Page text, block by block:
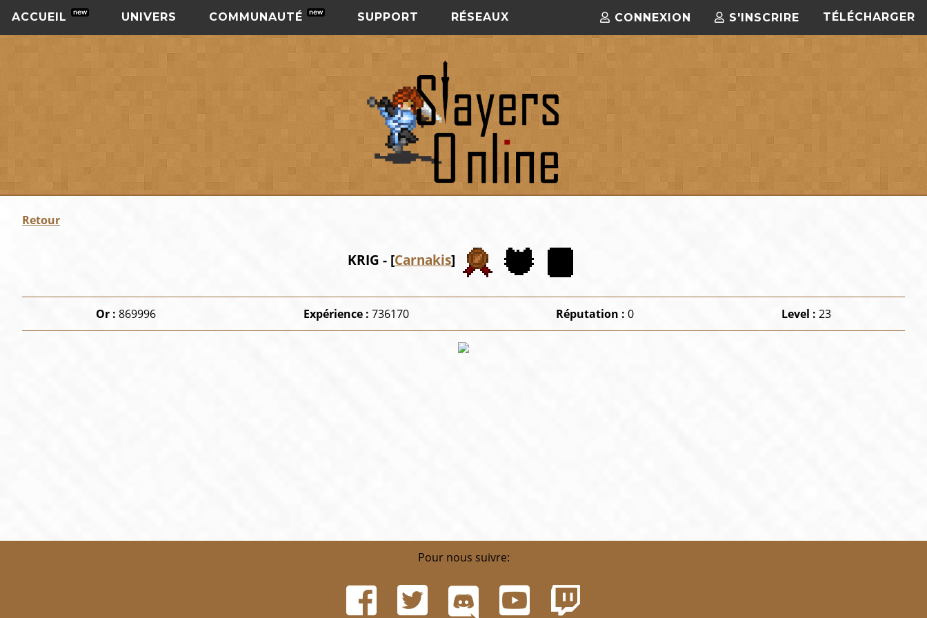
ACCUEIL UNIVERS COMMUNAUTÉ SUPPORT RÉSEAUX TÉLÉCHARGER
S'INSCRIRE
CONNEXION
Retour
KRIG - [Carnakis]
Or : 869996 Expérience : 736170 Réputation :0 Level :23
Pour nous suivre: